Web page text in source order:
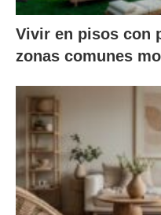
Vivir en pisos con
zonas comunes